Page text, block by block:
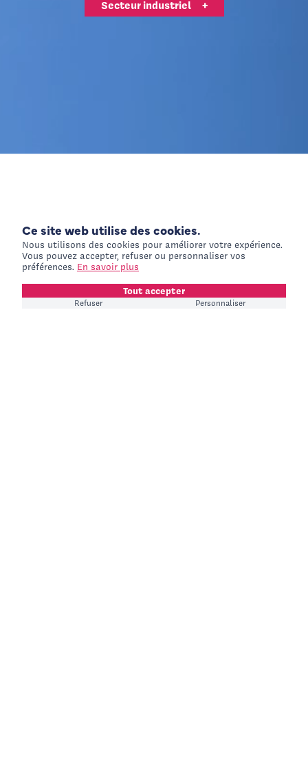
Secteur industriel +
International Website
Visiteurs Hors France +
Ce site web utilise des cookies.
Nous utilisons des cookies pour améliorer votre expérience.
Vous pouvez accepter, refuser ou personnaliser vos
préférences. En savoir plus
Tout accepter
Refuser Personnaliser